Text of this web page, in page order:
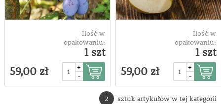
Ilość w
opakowaniu:
1 szt
59,00 zł
+
-
Ilość w
opakowaniu:
1 szt
59,00 zł
+
-
2 sztuk artykułów w tej kategorii